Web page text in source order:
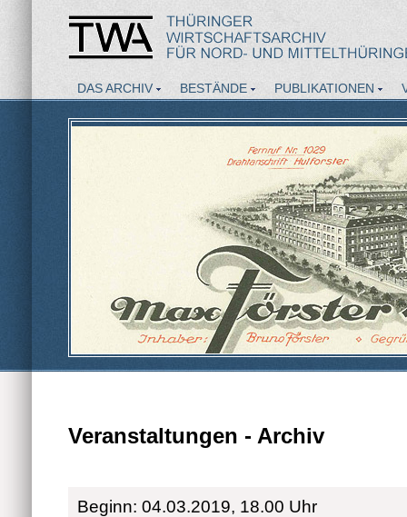
DAS ARCHIV BESTÄNDE PUBLIKATIONEN
Veranstaltungen - Archiv
Beginn: 04.03.2019, 18.00 Uhr